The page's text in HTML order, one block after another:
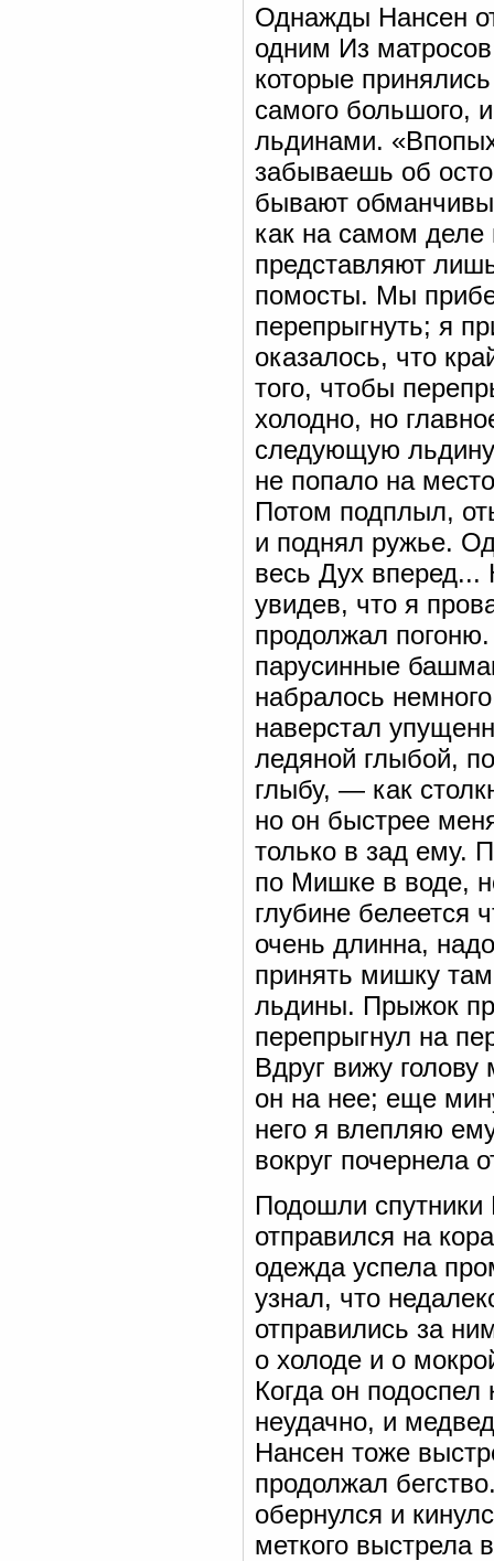
Однажды Нансен
одним Из
которые
самого большого,
льдинами.
забываешь об
бывают
как на самом деле
представляют
помосты. Мы
перепрыгнуть; я
оказалось, что
того, чтобы
холодно, но
следующую
не попало на
Потом подплыл,
и поднял ружье.
весь Дух вперед...
увидев, что я
продолжал
парусинные
набралось
наверстал
ледяной глыбой,
глыбу, — как
но он быстрее
только в зад ему.
по Мишке в воде,
глубине белеется
очень длинна,
принять мишку
льдины. Прыжок
перепрыгнул на
Вдруг вижу
он на нее; еще
него я влепляю
вокруг почернела
Подошли
отправился на
одежда успела
узнал, что
отправились за
о холоде и о
Когда он
неудачно, и
Нансен тоже
продолжал
обернулся и
меткого выстрела